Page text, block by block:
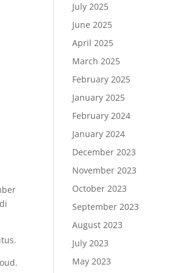
July 2025
June 2025
April 2025
March 2025
February 2025
January 2025
February 2024
January 2024
December 2023
November 2023
October 2023
September 2023
August 2023
July 2023
May 2023